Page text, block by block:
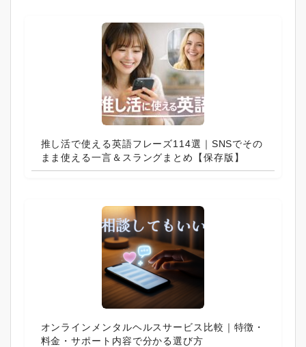
推し活で使える英語フレーズ114選｜SNSでその
まま使える一言＆スラングまとめ【保存版】
オンラインメンタルヘルスサービス比較｜特徴・
料金・サポート内容で分かる選び方